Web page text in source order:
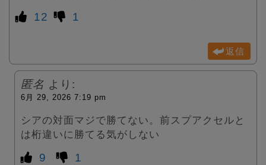
12 1
返信
匿名 より:
6月 29, 2026 7:19 pm
シアの対面マジで勝てない。前スプアクセルと
は桁違いに勝てる気がしない
9 1